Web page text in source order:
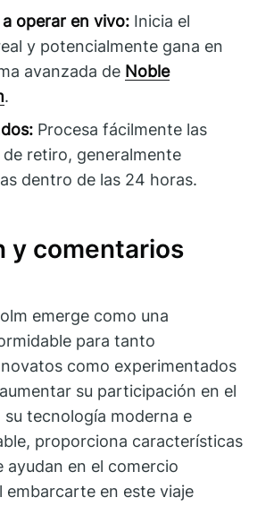
operar en vivo: Inicia el
y potencialmente gana en
avanzada de Noble
.
Procesa fácilmente las
retiro, generalmente
dentro de las 24 horas.
y comentarios
emerge como una
para tanto
como experimentados
su participación en el
su tecnología moderna e
proporciona características
ayudan en el comercio
embarcarte en este viaje